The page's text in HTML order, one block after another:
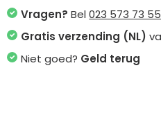
Vragen? Bel023 573 73 55
Gratis verzending (NL)
Niet goed? Geld terug